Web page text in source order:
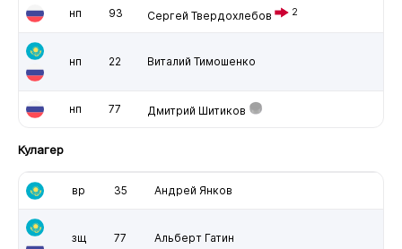
нп 93 Сергей Твердохлебов 2
нп 22 Виталий Тимошенко
нп 77 Дмитрий Шитиков
Кулагер
вр 35 Андрей Янков
зщ 77 Альберт Гатин